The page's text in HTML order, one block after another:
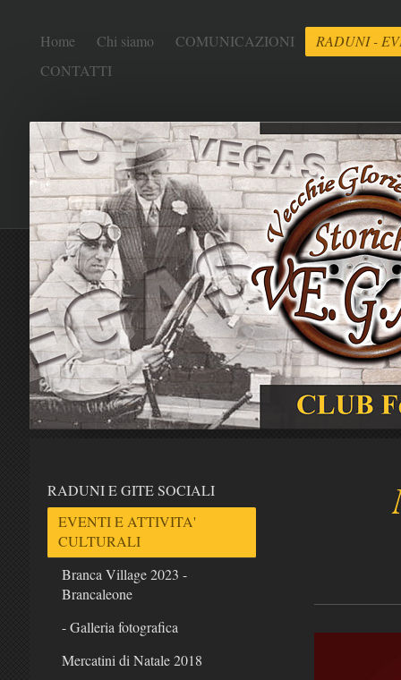
Home Chi siamo COMUNICAZIONI
RADUNI -
CONTATTI
RADUNI E GITE SOCIALI
EVENTI E ATTIVITA'
CULTURALI
Branca Village 2023 -
Brancaleone
- Galleria fotografica
Mercatini di Natale 2018